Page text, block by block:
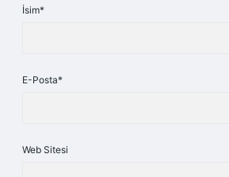
İsim*
E-Posta*
Web Sitesi